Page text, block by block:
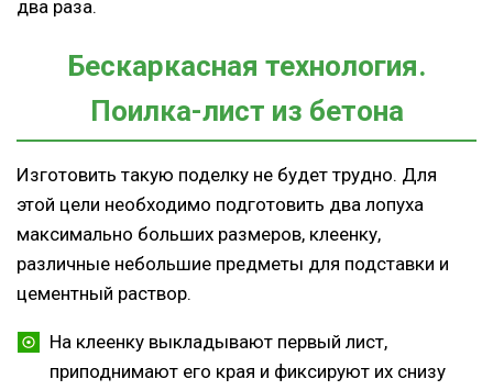
два раза.
Бескаркасная технология.
Поилка-лист из бетона
Изготовить такую поделку не будет трудно. Для
этой цели необходимо подготовить два лопуха
максимально больших размеров, клеенку,
различные небольшие предметы для подставки и
цементный раствор.
На клеенку выкладывают первый лист,
приподнимают его края и фиксируют их снизу